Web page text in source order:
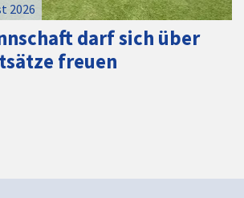
2026
darf sich über
freuen